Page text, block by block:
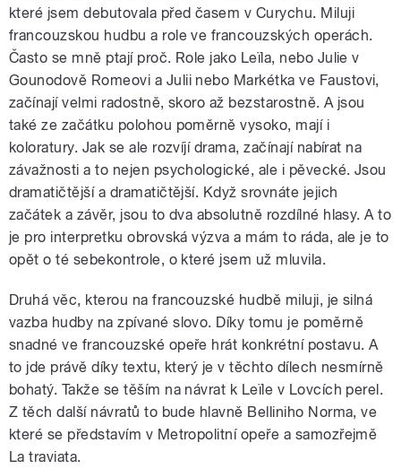
které jsem debutovala před časem v Curychu. Miluji
francouzskou hudbu a role ve francouzských operách.
Často se mně ptají proč. Role jako Leïla, nebo Julie v
Gounodově Romeovi a Julii nebo Markétka ve Faustovi,
začínají velmi radostně, skoro až bezstarostně. A jsou
také ze začátku polohou poměrně vysoko, mají i
koloratury. Jak se ale rozvíjí drama, začínají nabírat na
závažnosti a to nejen psychologické, ale i pěvecké. Jsou
dramatičtější a dramatičtější. Když srovnáte jejich
začátek a závěr, jsou to dva absolutně rozdílné hlasy. A to
je pro interpretku obrovská výzva a mám to ráda, ale je to
opět o té sebekontrole, o které jsem už mluvila.
Druhá věc, kterou na francouzské hudbě miluji, je silná
vazba hudby na zpívané slovo. Díky tomu je poměrně
snadné ve francouzské opeře hrát konkrétní postavu. A
to jde právě díky textu, který je v těchto dílech nesmírně
bohatý. Takže se těším na návrat k Leïle v Lovcích perel.
Z těch další návratů to bude hlavně Belliniho Norma, ve
které se představím v Metropolitní opeře a samozřejmě
La traviata.